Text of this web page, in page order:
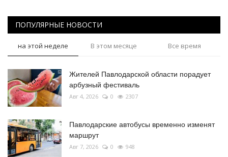
ПОПУЛЯРНЫЕ НОВОСТИ
на этой неделе В этом месяце Все время
Жителей Павлодарской области порадует
арбузный фестиваль
Авг 4, 2026 0 2307
Павлодарские автобусы временно изменят
маршрут
Авг 7, 2026 0 948